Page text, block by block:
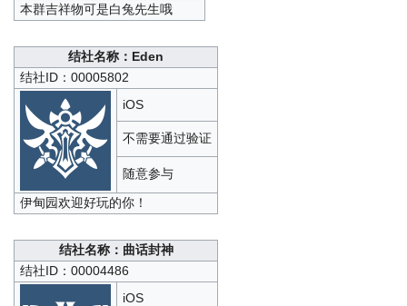
本群吉祥物可是白兔先生哦
结社名称：Eden
结社ID：00005802
iOS
不需要通过验证
随意参与
伊甸园欢迎好玩的你！
结社名称：曲话封神
结社ID：00004486
iOS